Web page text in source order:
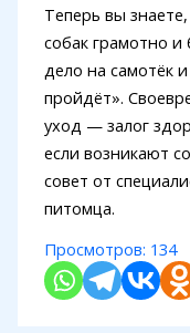
Теперь вы
собак грамотно и
дело на самотёк
пройдёт».
уход — залог
если возникают
совет от
питомца.
Просмотров: 134